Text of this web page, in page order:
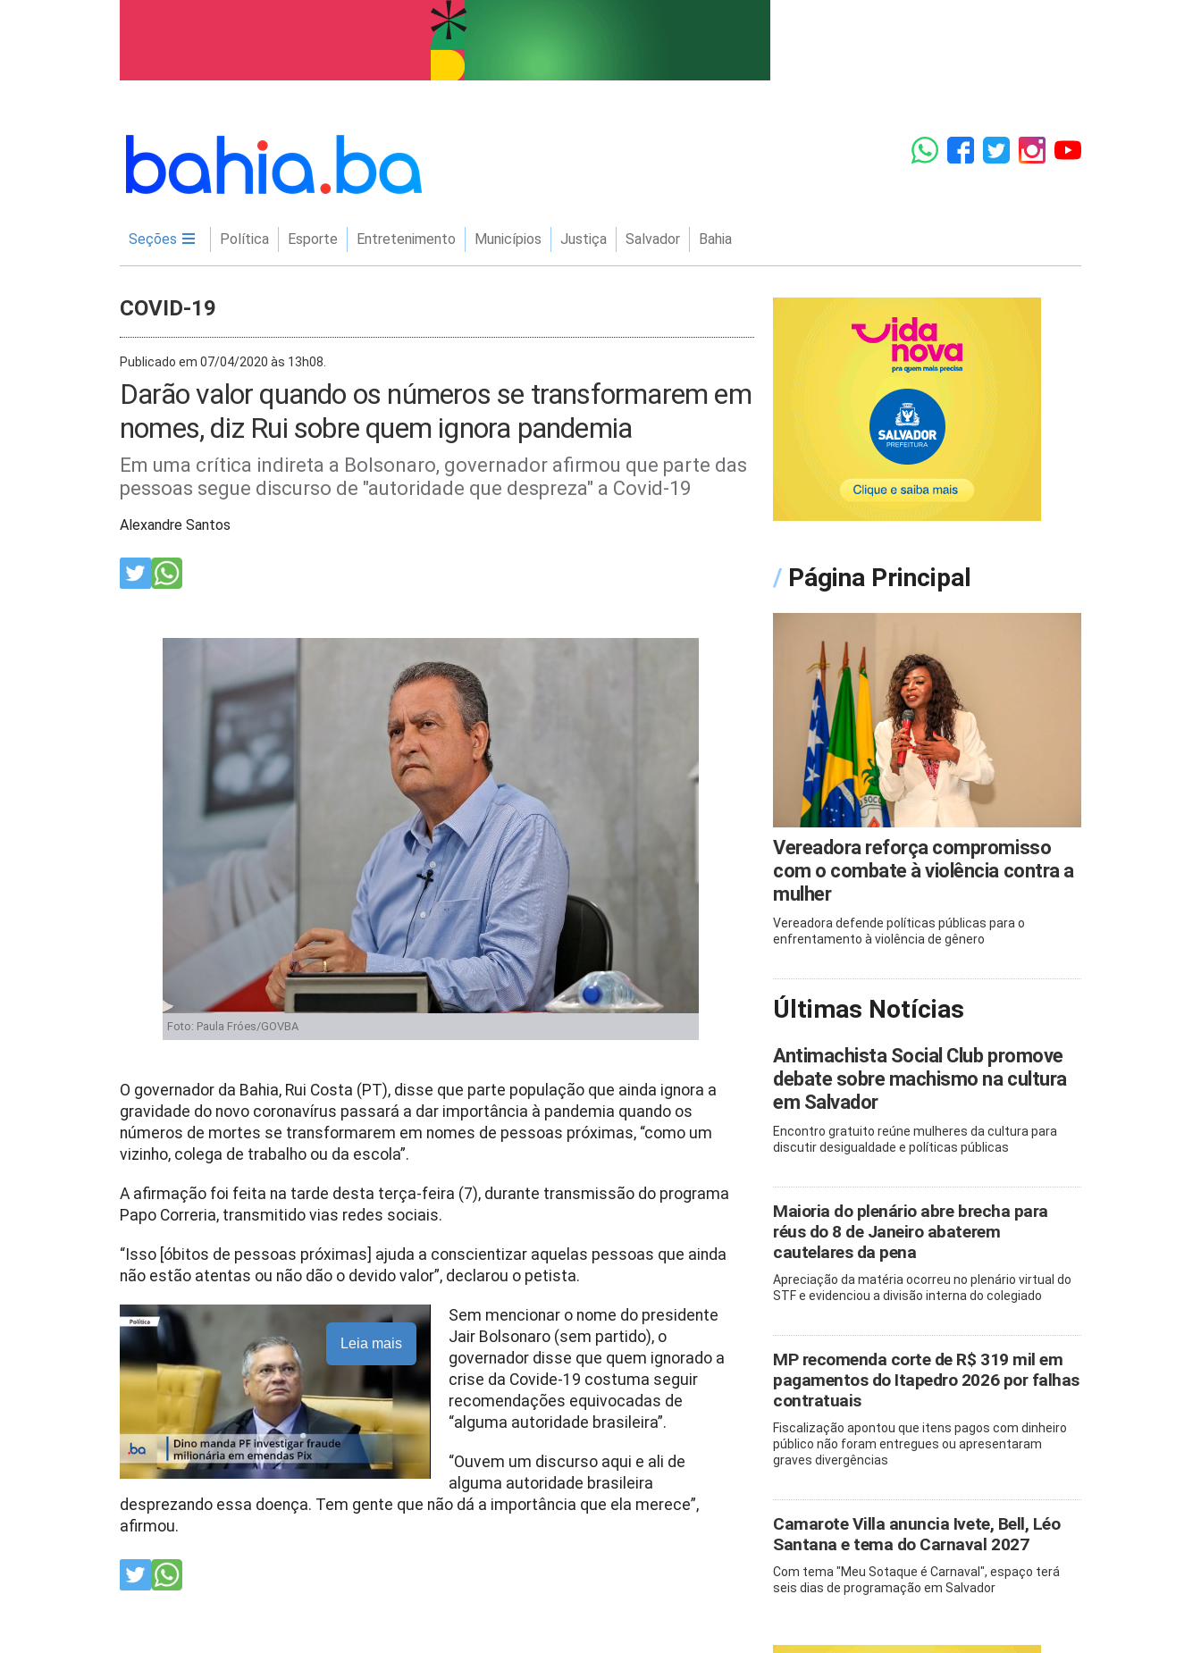
Seções Política Esporte Entretenimento Municípios Justiça Salvador Bahia
COVID-19
Publicado em 07/04/2020 às 13h08.
Darão valor quando os números se transformarem em
nomes, diz Rui sobre quem ignora pandemia
Em uma crítica indireta a Bolsonaro, governador afirmou que parte das
pessoas segue discurso de "autoridade que despreza" a Covid-19
Alexandre Santos
Foto: Paula Fróes/GOVBA
O governador da Bahia, Rui Costa (PT), disse que parte população que ainda ignora a
gravidade do novo coronavírus passará a dar importância à pandemia quando os
números de mortes se transformarem em nomes de pessoas próximas, “como um
vizinho, colega de trabalho ou da escola”.
A afirmação foi feita na tarde desta terça-feira (7), durante transmissão do programa
Papo Correria, transmitido vias redes sociais.
“Isso [óbitos de pessoas próximas] ajuda a conscientizar aquelas pessoas que ainda
não estão atentas ou não dão o devido valor”, declarou o petista.
Leia mais
Sem mencionar o nome do presidente
Jair Bolsonaro (sem partido), o
governador disse que quem ignorado a
crise da Covide-19 costuma seguir
recomendações equivocadas de
“alguma autoridade brasileira”.
“Ouvem um discurso aqui e ali de
alguma autoridade brasileira
desprezando essa doença. Tem gente que não dá a importância que ela merece”,
afirmou.
/ Página Principal
Vereadora reforça compromisso
com o combate à violência contra a
mulher
Vereadora defende políticas públicas para o
enfrentamento à violência de gênero
Últimas Notícias
Antimachista Social Club promove
debate sobre machismo na cultura
em Salvador
Encontro gratuito reúne mulheres da cultura para
discutir desigualdade e políticas públicas
Maioria do plenário abre brecha para
réus do 8 de Janeiro abaterem
cautelares da pena
Apreciação da matéria ocorreu no plenário virtual do
STF e evidenciou a divisão interna do colegiado
MP recomenda corte de R$ 319 mil em
pagamentos do Itapedro 2026 por falhas
contratuais
Fiscalização apontou que itens pagos com dinheiro
público não foram entregues ou apresentaram
graves divergências
Camarote Villa anuncia Ivete, Bell, Léo
Santana e tema do Carnaval 2027
Com tema "Meu Sotaque é Carnaval", espaço terá
seis dias de programação em Salvador